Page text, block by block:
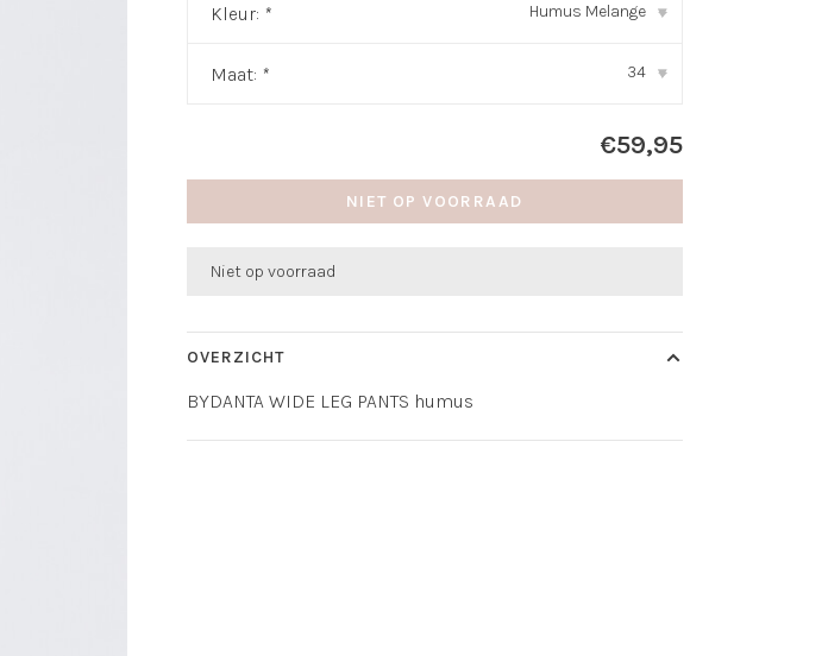
Kleur: * Humus Melange ▾
Maat: * 34 ▾
€59,95
NIET OP VOORRAAD
Niet op voorraad
OVERZICHT
BYDANTA WIDE LEG PANTS humus